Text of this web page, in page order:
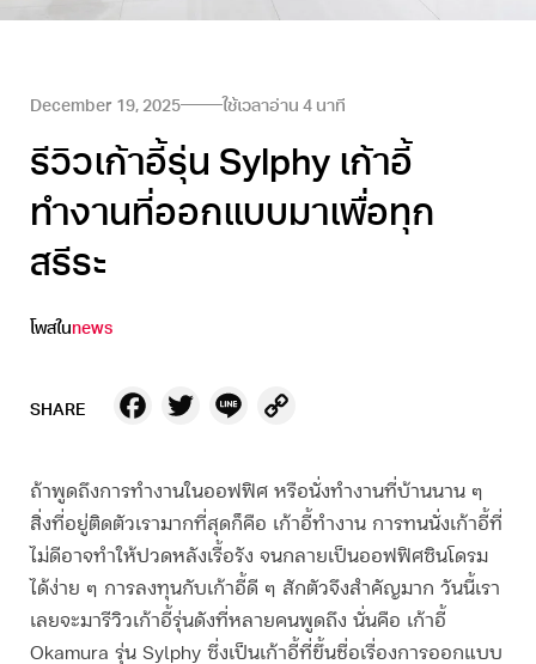
December 19, 2025 ใช้เวลาอ่าน 4 นาที
รีวิวเก้าอี้รุ่น Sylphy เก้าอี้
ทำงานที่ออกแบบมาเพื่อทุก
สรีระ
โพสในnews
SHARE Facebook
Twitter
Line
ถ้าพูดถึงการทำงานในออฟฟิศ หรือนั่งทำงานที่บ้านนาน ๆ
สิ่งที่อยู่ติดตัวเรามากที่สุดก็คือ เก้าอี้ทำงาน การทนนั่งเก้าอี้ที่
ไม่ดีอาจทำให้ปวดหลังเรื้อรัง จนกลายเป็นออฟฟิศซินโดรม
ได้ง่าย ๆ การลงทุนกับเก้าอี้ดี ๆ สักตัวจึงสำคัญมาก วันนี้เรา
เลยจะมารีวิวเก้าอี้รุ่นดังที่หลายคนพูดถึง นั่นคือ เก้าอี้
Okamura รุ่น Sylphy ซึ่งเป็นเก้าอี้ที่ขึ้นชื่อเรื่องการออกแบบ